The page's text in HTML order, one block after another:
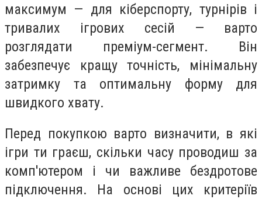
максимум — для кіберспорту, турнірів і
тривалих ігрових сесій — варто
розглядати преміум-сегмент. Він
забезпечує кращу точність, мінімальну
затримку та оптимальну форму для
швидкого хвату.
Перед покупкою варто визначити, в які
ігри ти граєш, скільки часу проводиш за
комп'ютером і чи важливе бездротове
підключення. На основі цих критеріїв